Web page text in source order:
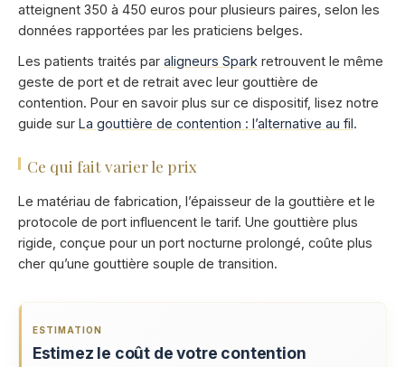
atteignent 350 à 450 euros pour plusieurs paires, selon les
données rapportées par les praticiens belges.
Les patients traités par aligneurs Spark retrouvent le même
geste de port et de retrait avec leur gouttière de
contention. Pour en savoir plus sur ce dispositif, lisez notre
guide sur La gouttière de contention : l’alternative au fil.
Ce qui fait varier le prix
Le matériau de fabrication, l’épaisseur de la gouttière et le
protocole de port influencent le tarif. Une gouttière plus
rigide, conçue pour un port nocturne prolongé, coûte plus
cher qu’une gouttière souple de transition.
ESTIMATION
Estimez le coût de votre contention